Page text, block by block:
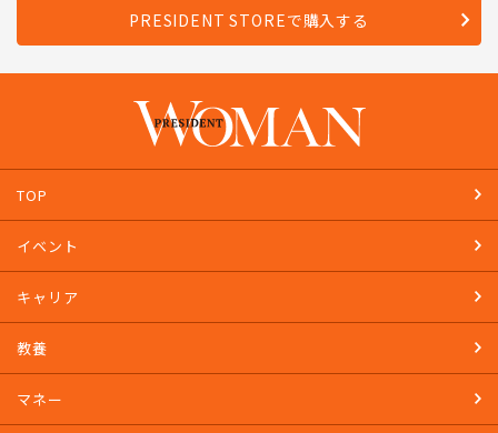
PRESIDENT STOREで購入する
TOP
イベント
キャリア
教養
マネー